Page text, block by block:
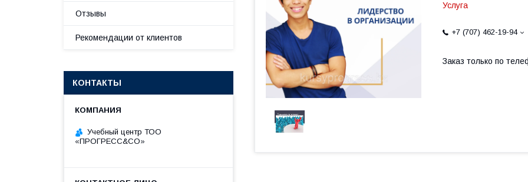
Услуга
+7 (707) 462-19-94
Заказ только по
Отзывы
Рекомендации от клиентов
КОНТАКТЫ
Учебный центр ТОО
«ПРОГРЕСС&CO»